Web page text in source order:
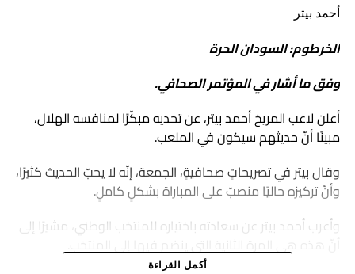
أحمد بيتر
الخرطوم: السودان الحرة
وفق ما أشار في المؤتمر الصحافي.
أعلن لاعب المريخ أحمد بيتر، عن تحديه مبكّرًا لمنافسه الهلال،
مبينًا أنّ حديثهم سيكون في الملعب.
وقال بيتر في تصريحاتٍ صحافيةٍ، الجمعة، إنّه لا يحبّ الحديث كثيرًا،
وأنّ تركيزه حاليًا منصبّ على المباراة بشكلٍ كاملٍ.
وأعرب أحمد بيتر عن سعادته باختياره للمنتخب الوطني، مشيرًا إلى
أكمل القراءة